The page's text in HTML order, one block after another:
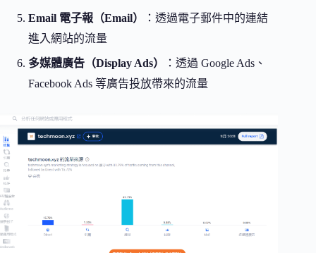
Email 電子報（Email）
：透過電子郵件中的連結
進入網站的流量
多媒體廣告（Display Ads）
：透過 Google Ads、
Facebook Ads 等廣告投放帶來的流量